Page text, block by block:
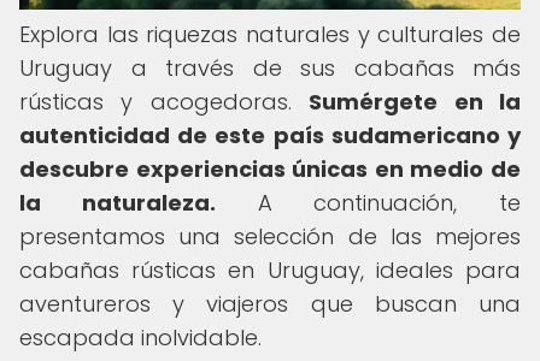
Explora las riquezas naturales y culturales de
Uruguay a través de sus cabañas más
rústicas y acogedoras. Sumérgete en la
autenticidad de este país sudamericano y
descubre experiencias únicas en medio de
la naturaleza. A continuación, te
presentamos una selección de las mejores
cabañas rústicas en Uruguay, ideales para
aventureros y viajeros que buscan una
escapada inolvidable.